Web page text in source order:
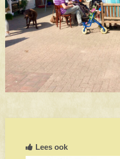
Lees ook